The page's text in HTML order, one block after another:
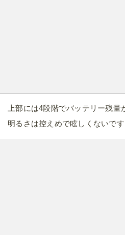
上部には4段階でバッテリー残
明るさは控えめで眩しくないです